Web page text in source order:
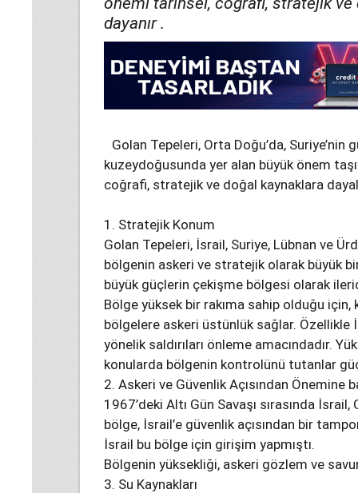
dayanır .
Golan Tepeleri, Orta Doğu’da, Suriye’nin
kuzeydoğusunda yer alan büyük önem
coğrafi, stratejik ve doğal kaynaklara
1. Stratejik Konum
Golan Tepeleri, İsrail, Suriye, Lübnan ve
bölgenin askeri ve stratejik olarak büyük
büyük güçlerin çekişme bölgesi olarak
Bölge yüksek bir rakıma sahip olduğu
bölgelere askeri üstünlük sağlar. Özellikle
yönelik saldırıları önleme amacındadır.
konularda bölgenin kontrolünü tutanlar
2. Askeri ve Güvenlik Açısından Önemine
1967’deki Altı Gün Savaşı sırasında İsrail,
bölge, İsrail’e güvenlik açısından bir
İsrail bu bölge için girişim yapmıştı.
Bölgenin yüksekliği, askeri gözlem ve
3. Su Kaynakları